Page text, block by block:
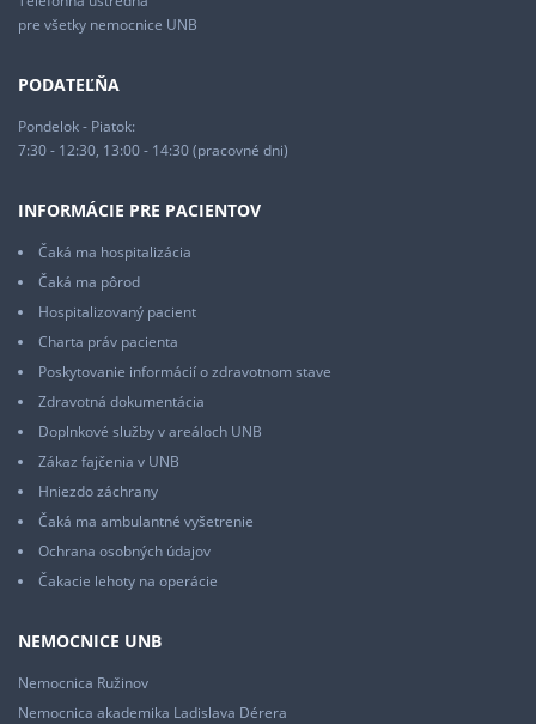
pre všetky nemocnice UNB
PODATEĽŇA
Pondelok - Piatok:
7:30 - 12:30, 13:00 - 14:30 (pracovné dni)
INFORMÁCIE PRE PACIENTOV
Čaká ma hospitalizácia
Čaká ma pôrod
Hospitalizovaný pacient
Charta práv pacienta
Poskytovanie informácií o zdravotnom stave
Zdravotná dokumentácia
Doplnkové služby v areáloch UNB
Zákaz fajčenia v UNB
Hniezdo záchrany
Čaká ma ambulantné vyšetrenie
Ochrana osobných údajov
Čakacie lehoty na operácie
NEMOCNICE UNB
Nemocnica Ružinov
Nemocnica akademika Ladislava Dérera